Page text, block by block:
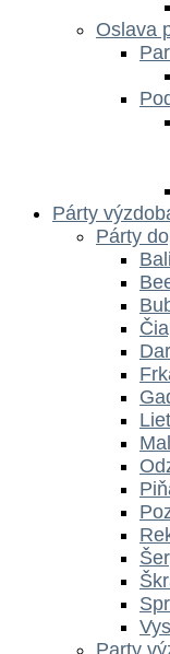
Oslava
Párty
Párty
Party